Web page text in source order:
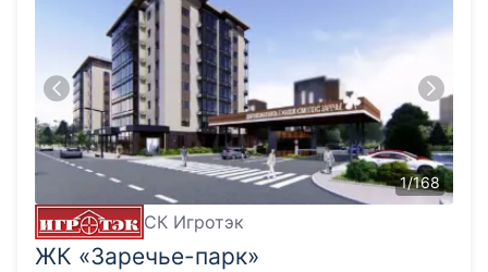
1/168
СК Игротэк
ЖК «Заречье-парк»